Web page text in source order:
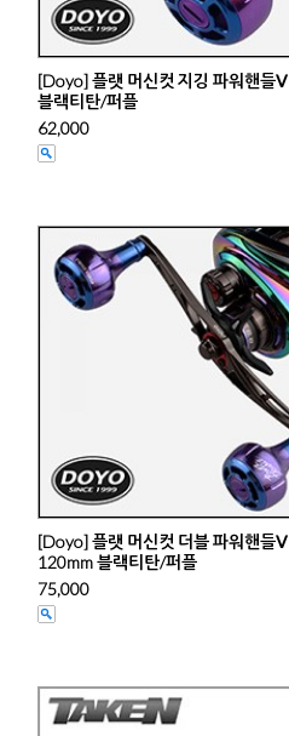
[Doyo] 플랫 머신컷 지깅 파워핸들Ⅴ
블랙티탄/퍼플
62,000
[Doyo] 플랫 머신컷 더블 파워핸들Ⅴ
120mm 블랙티탄/퍼플
75,000